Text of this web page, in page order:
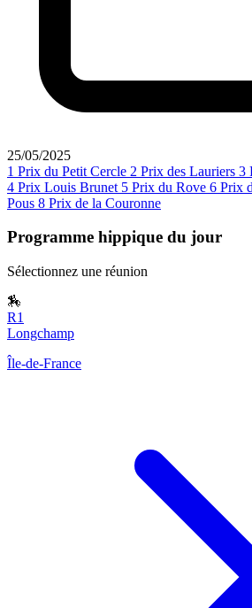
25/05/2025
1 Prix du Petit Cercle 2 Prix des Lauriers 3
4 Prix Louis Brunet 5 Prix du Rove 6 Prix
Pous 8 Prix de la Couronne
Programme hippique du jour
Sélectionnez une réunion
🏇
R1
Longchamp
Île-de-France